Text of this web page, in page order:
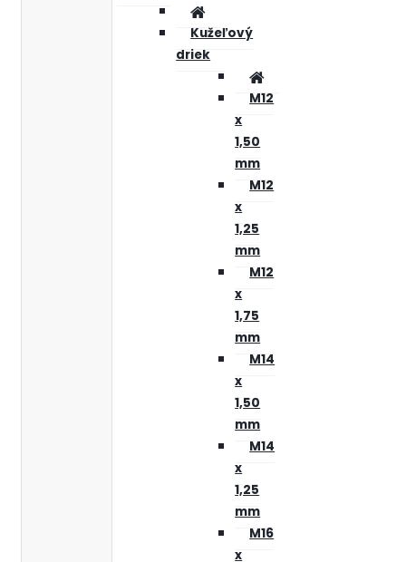
Kužeľový
driek
M12
x
1,50
mm
M12
x
1,25
mm
M12
x
1,75
mm
M14
x
1,50
mm
M14
x
1,25
mm
M16
x